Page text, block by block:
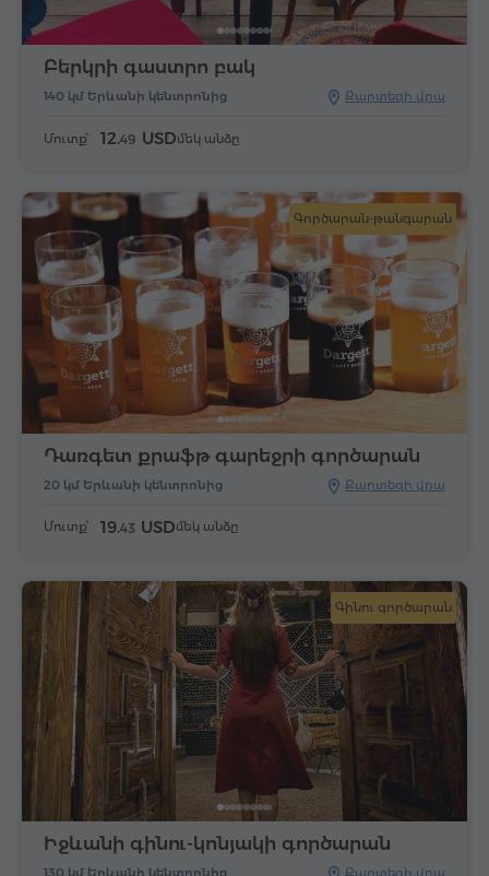
Քարտեզի վրա
140 կմ Երևանի կենտրոնից
Բերկրի գաստրո բակ
Մուտք՝ 12.49 USDմեկ անձը
Գործարան-թանգարան
Քարտեզի վրա
20 կմ Երևանի կենտրոնից
Դառգետ քրաֆթ գարեջրի գործարան
Մուտք՝ 19.43 USDմեկ անձը
Գինու գործարան
Քարտեզի վրա
130 կմ Երևանի կենտրոնից
Իջևանի գինու-կոնյակի գործարան